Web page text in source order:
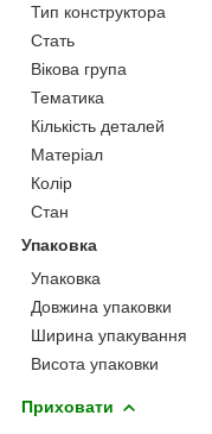
Тип конструктора
Стать
Вікова група
Тематика
Кількість деталей
Матеріал
Колір
Стан
Упаковка
Упаковка
Довжина упаковки
Ширина упакування
Висота упаковки
Приховати